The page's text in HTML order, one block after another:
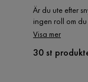
Är du ute efter
ingen roll om
på jakt efter ett
Visa mer
30 st